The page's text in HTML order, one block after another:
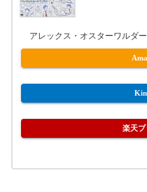
アレックス・オスターワルダ
楽天ブ